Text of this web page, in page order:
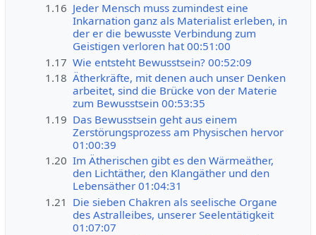
1.16 Jeder Mensch muss zumindest eine
Inkarnation ganz als Materialist erleben, in
der er die bewusste Verbindung zum
Geistigen verloren hat 00:51:00
1.17 Wie entsteht Bewusstsein? 00:52:09
1.18 Ätherkräfte, mit denen auch unser Denken
arbeitet, sind die Brücke von der Materie
zum Bewusstsein 00:53:35
1.19 Das Bewusstsein geht aus einem
Zerstörungsprozess am Physischen hervor
01:00:39
1.20 Im Ätherischen gibt es den Wärmeäther,
den Lichtäther, den Klangäther und den
Lebensäther 01:04:31
1.21 Die sieben Chakren als seelische Organe
des Astralleibes, unserer Seelentätigkeit
01:07:07